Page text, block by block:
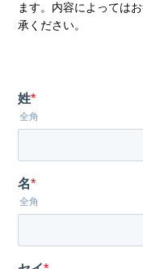
ます。内容によっては
承ください。